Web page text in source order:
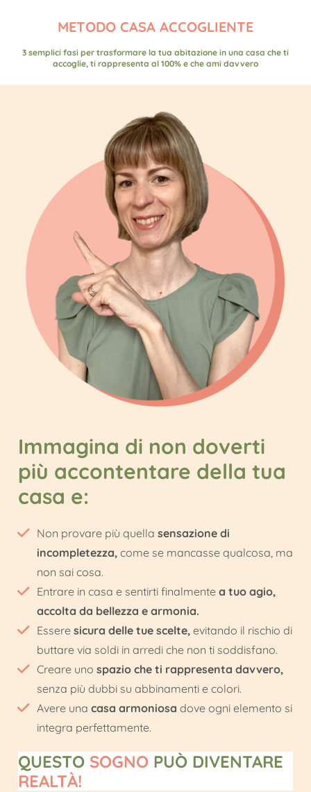
METODO CASA ACCOGLIENTE
3 semplici fasi per trasformare la tua abitazione in una casa che ti
accoglie, ti rappresenta al 100% e che ami davvero
Immagina di non doverti
più accontentare della tua
casa e:
Non provare più quella sensazione di
incompletezza, come se mancasse qualcosa, ma
non sai cosa.
Entrare in casa e sentirti finalmente a tuo agio,
accolta da bellezza e armonia.
Essere sicura delle tue scelte, evitando il rischio di
buttare via soldi in arredi che non ti soddisfano.
Creare uno spazio che ti rappresenta davvero,
senza più dubbi su abbinamenti e colori.
Avere una casa armoniosa dove ogni elemento si
integra perfettamente.
QUESTO SOGNO PUÒ DIVENTARE
REALTÀ!